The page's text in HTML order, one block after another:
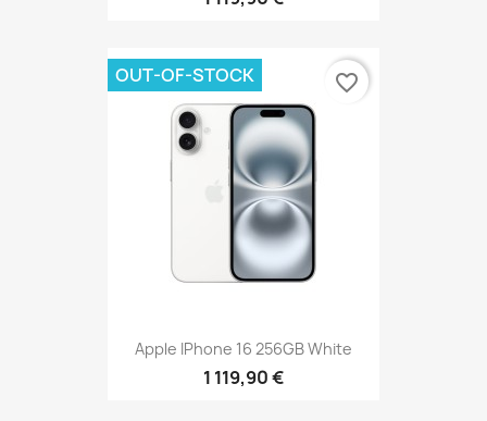
Apple IPhone 16 256GB White
1 119,90 €
OUT-OF-STOCK favorite_border